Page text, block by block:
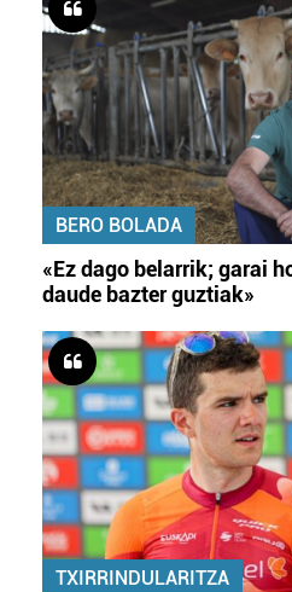
BERO BOLADA
«Ez dago belarrik; garai
daude bazter guztiak»
TXIRRINDULARITZA